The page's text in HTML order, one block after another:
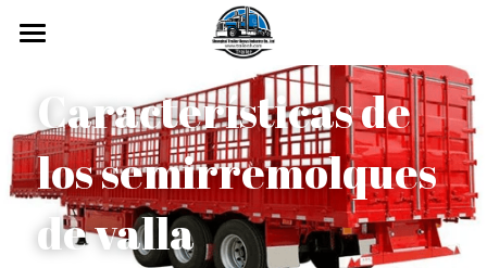
PRODUCTS
All Categories
Car Transport Trailer
ABOUT
OUR CASE
Características de
los semirremolques
de valla